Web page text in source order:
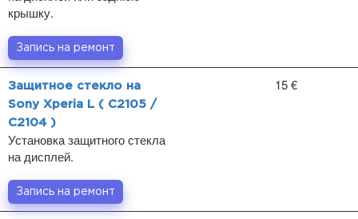
крышку.
Запись на ремонт
Защитное стекло на
Sony Xperia L ( C2105 /
C2104 )
Установка защитного стекла
на дисплей.
15 €
Запись на ремонт